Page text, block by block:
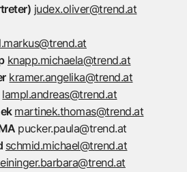
judex.oliver@trend.at
knapp.michaela@trend.at
kramer.angelika@trend.at
lampl.andreas@trend.at
martinek.thomas@trend.at
pucker.paula@trend.at
schmid.michael@trend.at